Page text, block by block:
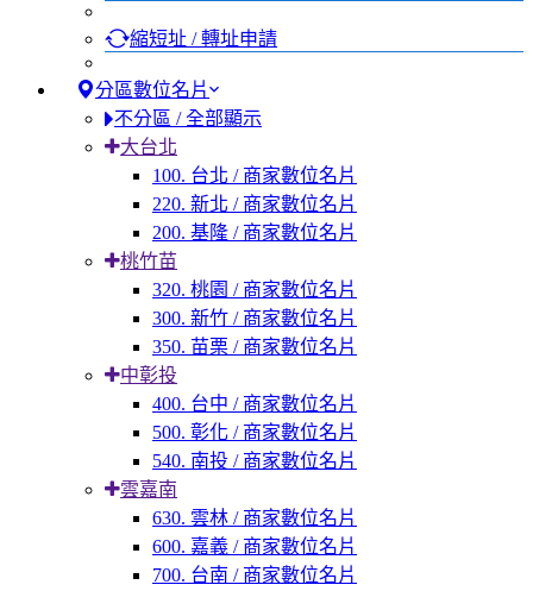
縮短址 / 轉址申請
分區數位名片
不分區 / 全部顯示
大台北
100. 台北 / 商家數位名片
220. 新北 / 商家數位名片
200. 基隆 / 商家數位名片
桃竹苗
320. 桃園 / 商家數位名片
300. 新竹 / 商家數位名片
350. 苗栗 / 商家數位名片
中彰投
400. 台中 / 商家數位名片
500. 彰化 / 商家數位名片
540. 南投 / 商家數位名片
雲嘉南
630. 雲林 / 商家數位名片
600. 嘉義 / 商家數位名片
700. 台南 / 商家數位名片